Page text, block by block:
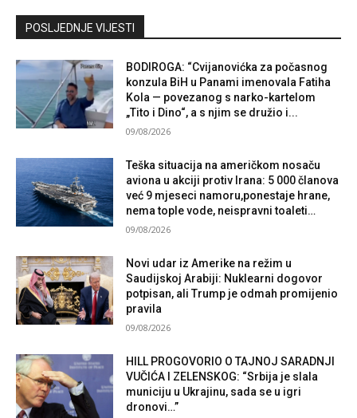
Kontaktirajte nas
POSLJEDNJE VIJESTI
BODIROGA: “Cvijanovićka za počasnog
konzula BiH u Panami imenovala Fatiha
Kola — povezanog s narko-kartelom
„Tito i Dino“, a s njim se družio i...
09/08/2026
Teška situacija na američkom nosaču
aviona u akciji protiv Irana: 5 000 članova
već 9 mjeseci namoru,ponestaje hrane,
nema tople vode, neispravni toaleti…
09/08/2026
Novi udar iz Amerike na režim u
Saudijskoj Arabiji: Nuklearni dogovor
potpisan, ali Trump je odmah promijenio
pravila
09/08/2026
HILL PROGOVORIO O TAJNOJ SARADNJI
VUČIĆA I ZELENSKOG: “Srbija je slala
municiju u Ukrajinu, sada se u igri
dronovi…”